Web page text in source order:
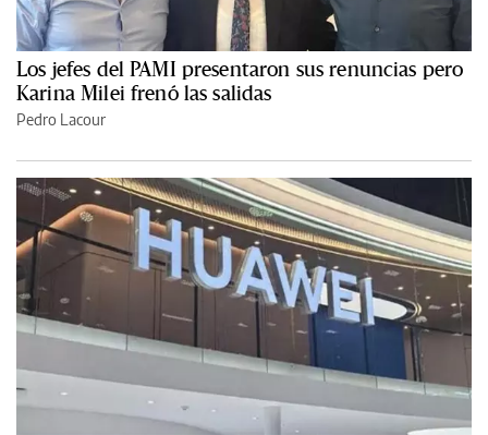
Los jefes del PAMI presentaron sus renuncias pero
Karina Milei frenó las salidas
Pedro Lacour